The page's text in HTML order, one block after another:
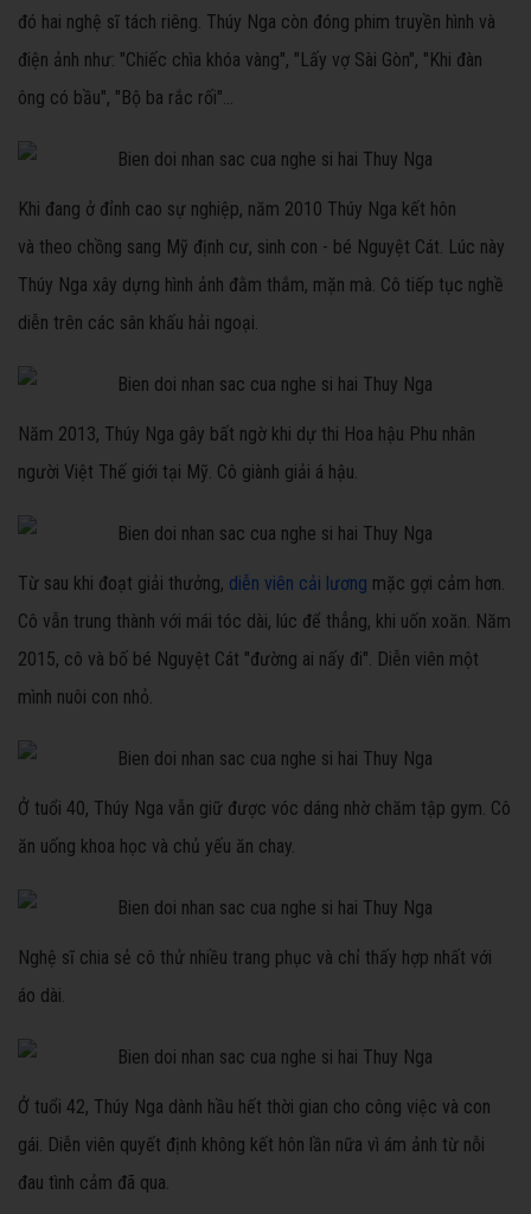
đó hai nghệ sĩ tách riêng. Thúy Nga còn đóng phim truyền hình và
điện ảnh như: "Chiếc chìa khóa vàng", "Lấy vợ Sài Gòn", "Khi đàn
ông có bầu", "Bộ ba rắc rối"...
Khi đang ở đỉnh cao sự nghiệp, năm 2010 Thúy Nga kết hôn
và theo chồng sang Mỹ định cư, sinh con - bé Nguyệt Cát. Lúc này
Thúy Nga xây dựng hình ảnh đằm thắm, mặn mà. Cô tiếp tục nghề
diễn trên các sân khấu hải ngoại.
Năm 2013, Thúy Nga gây bất ngờ khi dự thi Hoa hậu Phu nhân
người Việt Thế giới tại Mỹ. Cô giành giải á hậu.
Từ sau khi đoạt giải thưởng, diễn viên cải lương mặc gợi cảm hơn.
Cô vẫn trung thành với mái tóc dài, lúc để thẳng, khi uốn xoăn. Năm
2015, cô và bố bé Nguyệt Cát "đường ai nấy đi". Diễn viên một
mình nuôi con nhỏ.
Ở tuổi 40, Thúy Nga vẫn giữ được vóc dáng nhờ chăm tập gym. Cô
ăn uống khoa học và chủ yếu ăn chay.
Nghệ sĩ chia sẻ cô thử nhiều trang phục và chỉ thấy hợp nhất với
áo dài.
Ở tuổi 42, Thúy Nga dành hầu hết thời gian cho công việc và con
gái. Diễn viên quyết định không kết hôn lần nữa vì ám ảnh từ nỗi
đau tình cảm đã qua.